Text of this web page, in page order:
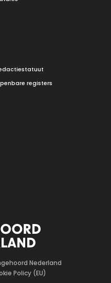
registers
Nederland
Policy (EU)